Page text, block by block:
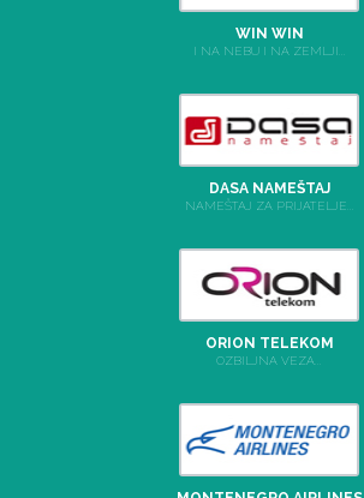
WIN WIN
I NA NEBU I NA ZEMLJI...
DASA NAMEŠTAJ
NAMEŠTAJ ZA PRIJATELJE...
ORION TELEKOM
OZBILJNA VEZA...